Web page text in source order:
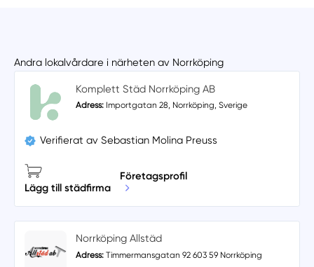
Andra lokalvårdare i närheten av Norrköping
Komplett Städ Norrköping AB
Adress: Importgatan 28, Norrköping, Sverige
Verifierat av Sebastian Molina Preuss
Lägg till städfirma
Företagsprofil
Norrköping Allstäd
Adress: Timmermansgatan 92 603 59 Norrköping